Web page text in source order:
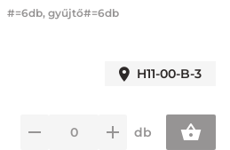
#=6db, gyűjtő#=6db
H11-00-B-3
db